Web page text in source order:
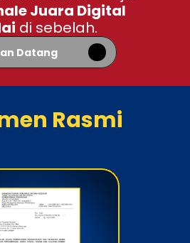
Juara Digital
di sebelah.
Datang
Rasmi